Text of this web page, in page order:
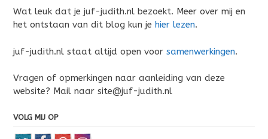
Wat leuk dat je juf-judith.nl bezoekt. Meer over mij en
het ontstaan van dit blog kun je hier lezen.
juf-judith.nl staat altijd open voor samenwerkingen.
Vragen of opmerkingen naar aanleiding van deze
website? Mail naar site@juf-judith.nl
VOLG MIJ OP